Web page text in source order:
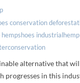
conservation
hempshoes industrialhemp
alternative that
progresses in this